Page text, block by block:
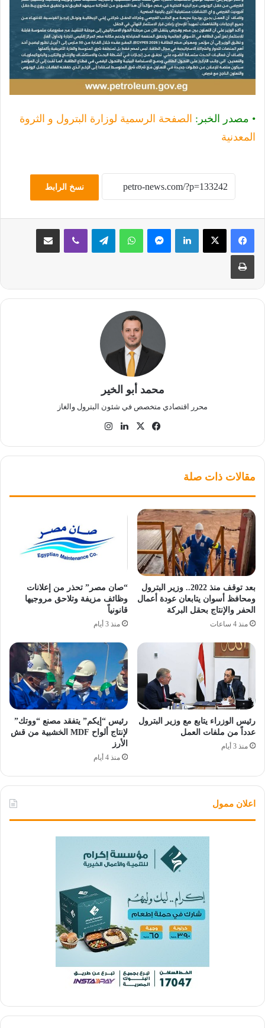
• مصدر الخبر: الصفحة الرسمية لوزارة البترول و الثروة
المعدنية
نسخ الرابط
لينكدإن ماسنجر واتساب تيلقرام ڤايبر مشاركة عبر البريد
طباعة
محمد أبو الخير
محرر اقتصادي متخصص في شئون البترول والغاز
فيسبوك
‫X لينكدإن
مقالات ذات صلة
بعد توقف منذ 2022.. وزير البترول
ومحافظ أسوان يتابعان عودة أعمال
الحفر والإنتاج بحقل البركة
منذ 4 ساعات
“صان مصر” تحذر من إعلانات
وظائف مزيفة وتلاحق مروجيها
قانونياً
منذ 3 أيام
رئيس الوزراء يتابع مع وزير البترول
عدداً من ملفات العمل
منذ 3 أيام
رئيس “إيكم” يتفقد مصنع “ووتك”
لإنتاج ألواح MDF الخشبية من قش
الأرز
منذ 4 أيام
اعلان ممول